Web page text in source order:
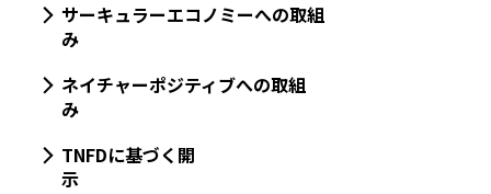
サーキュラーエコノミーへの取組
み
ネイチャーポジティブへの取組
み
TNFDに基づく開
示